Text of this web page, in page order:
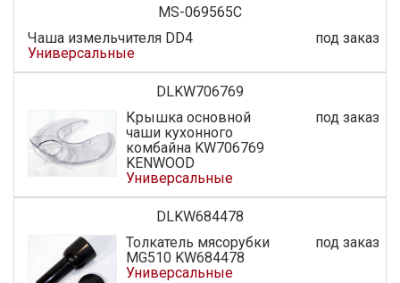
MS-069565C
Чаша измельчителя DD4
Универсальные
под заказ
DLKW706769
Крышка основной
чаши кухонного
комбайна KW706769
KENWOOD
Универсальные
под заказ
DLKW684478
Толкатель мясорубки
MG510 KW684478
Универсальные
под заказ